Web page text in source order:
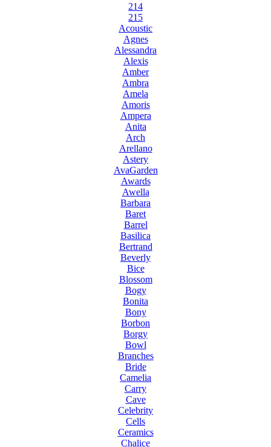
214
215
Acoustic
Agnes
Alessandra
Alexis
Amber
Ambra
Amela
Amoris
Ampera
Anita
Arch
Arellano
Astery
AvaGarden
Awards
Awella
Barbara
Baret
Barrel
Basilica
Bertrand
Beverly
Bice
Blossom
Bogy
Bonita
Bony
Borbon
Borgy
Bowl
Branches
Bride
Camelia
Carry
Cave
Celebrity
Cells
Ceramics
Chalice